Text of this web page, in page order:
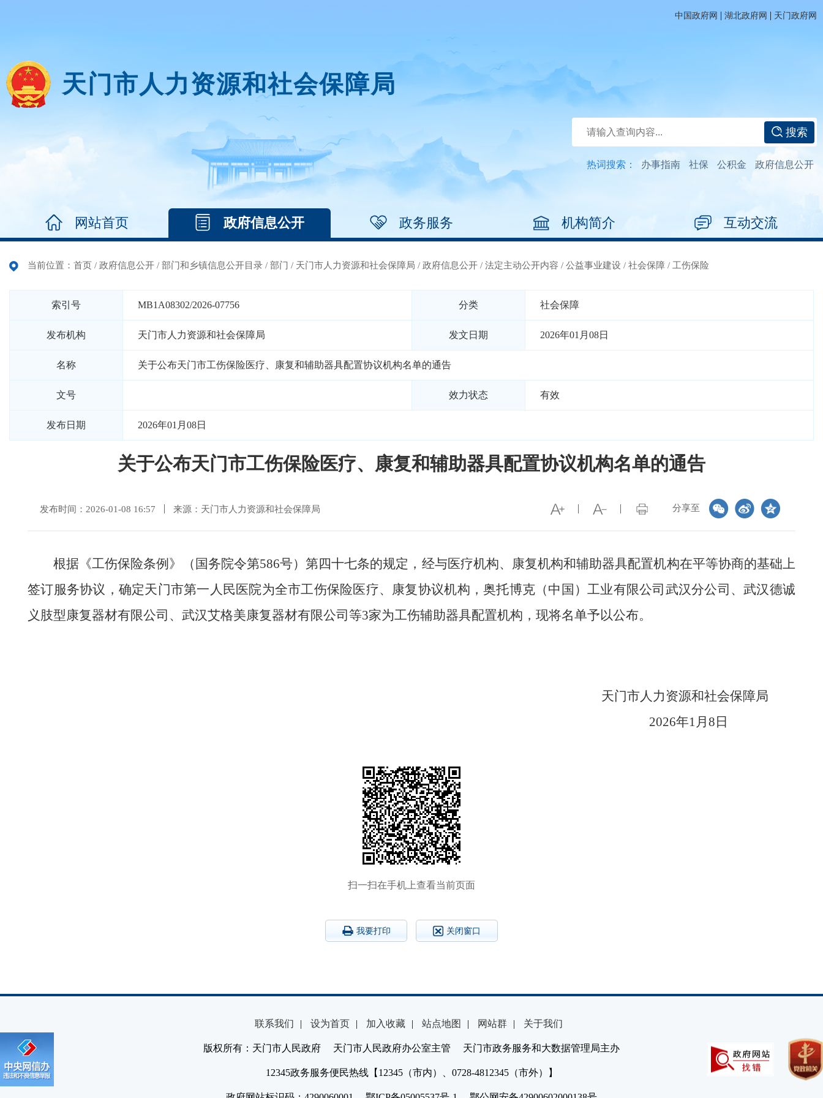
中国政府网 | 湖北政府网 | 天门政府网
天门市人力资源和社会保障局
搜索
热词搜索： 办事指南 社保 公积金 政府信息公开
网站首页 政府信息公开 政务服务 机构简介 互动交流
当前位置： 首页 / 政府信息公开 / 部门和乡镇信息公开目录 / 部门 / 天门市人力资源和社会保障局 / 政府信息公开 / 法定主动公开内容 / 公益事业建设 / 社会保障 / 工伤保险
索引号 MB1A08302/2026-07756 分类 社会保障
发布机构 天门市人力资源和社会保障局 发文日期 2026年01月08日
名称 关于公布天门市工伤保险医疗、康复和辅助器具配置协议机构名单的通告
文号 效力状态 有效
发布日期 2026年01月08日
关于公布天门市工伤保险医疗、康复和辅助器具配置协议机构名单的通告
分享至
发布时间：2026-01-08 16:57 来源：天门市人力资源和社会保障局
根据《工伤保险条例》（国务院令第586号）第四十七条的规定，经与医疗机构、康复机构和辅助器具配置机构在平等协商的基础上
签订服务协议，确定天门市第一人民医院为全市工伤保险医疗、康复协议机构，奥托博克（中国）工业有限公司武汉分公司、武汉德诚
义肢型康复器材有限公司、武汉艾格美康复器材有限公司等3家为工伤辅助器具配置机构，现将名单予以公布。
天门市人力资源和社会保障局
2026年1月8日
扫一扫在手机上查看当前页面
我要打印 关闭窗口
联系我们 | 设为首页 | 加入收藏 | 站点地图 | 网站群 | 关于我们
版权所有：天门市人民政府 天门市人民政府办公室主管 天门市政务服务和大数据管理局主办
12345政务服务便民热线【12345（市内）、0728-4812345（市外）】